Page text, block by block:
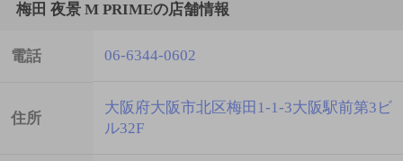
梅田 夜景 M PRIMEの店舗情報
電話 06-6344-0602
住所
大阪府大阪市北区梅田1-1-3大阪駅前第3ビ
ル32F